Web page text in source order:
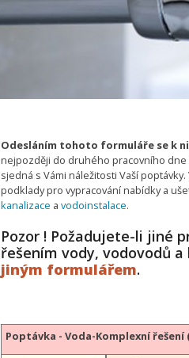
Odesláním tohoto formuláře se k
nejpozději do druhého pracovního dne
sjedná s Vámi náležitosti Vaší
podklady pro vypracování nabídky a
kanalizace a vodoinstalace.
Pozor ! Požadujete-li jiné
řešením vody, vodovodů
jiným formulářem.
Poptávka - Voda-Komplexní řešení